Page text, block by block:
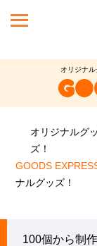
オリジナ
オリジナルグ
ズ！
GOODS
ナルグッズ！
100個から制